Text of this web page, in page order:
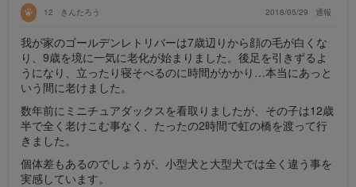
12 きんたろう 2018/05/29 通報
我が家のゴールデンレトリバーは7歳辺りから顔の毛が白くな
り、9歳を境に一気に老化が始まりました。後足を引きずるよ
うになり、立ったり寝そべるのに時間がかかり…本当にあっと
いう間に老けました。
数年前にミニチュアダックスを看取りましたが、その子は12歳
半で全く老けこむ事なく、たったの2時間で虹の橋を渡って行
きました。
個体差もあるのでしょうが、小型犬と大型犬では全く違う事を
実感しています。